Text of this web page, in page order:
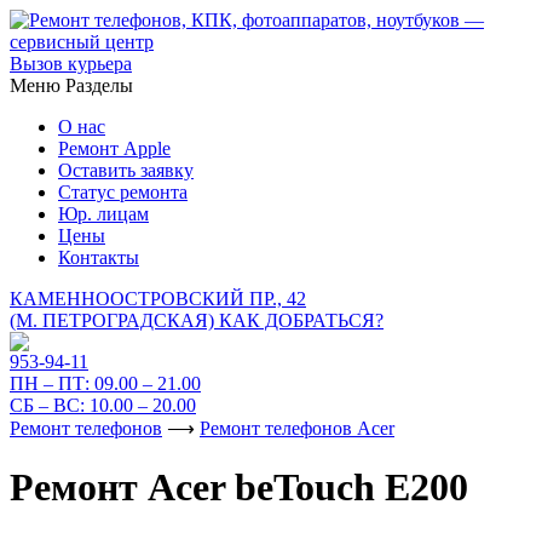
Вызов курьера
Меню Разделы
О нас
Ремонт Apple
Оставить заявку
Статус ремонта
Юр. лицам
Цены
Контакты
КАМЕННООСТРОВСКИЙ ПР., 42
(М. ПЕТРОГРАДСКАЯ) КАК ДОБРАТЬСЯ?
953-94-11
ПН – ПТ: 09.00 – 21.00
СБ – ВС: 10.00 – 20.00
Ремонт телефонов ⟶ Ремонт телефонов Acer
Ремонт Acer beTouch E200